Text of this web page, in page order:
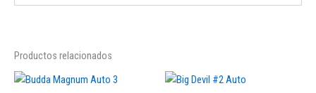
Productos relacionados